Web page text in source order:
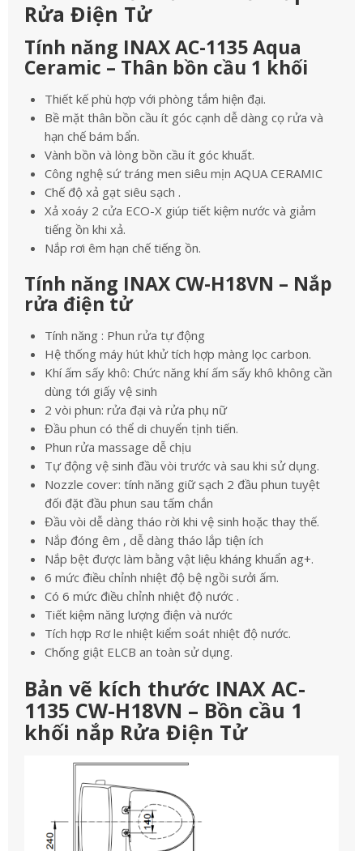
Rửa Điện Tử
Tính năng INAX AC-1135 Aqua
Ceramic – Thân bồn cầu 1 khối
Thiết kế phù hợp với phòng tắm hiện đại.
Bề mặt thân bồn cầu ít góc cạnh dễ dàng cọ rửa và
hạn chế bám bẩn.
Vành bồn và lòng bồn cầu ít góc khuất.
Công nghệ sứ tráng men siêu mịn AQUA CERAMIC
Chế độ xả gạt siêu sạch .
Xả xoáy 2 cửa ECO-X giúp tiết kiệm nước và giảm
tiếng ồn khi xả.
Nắp rơi êm hạn chế tiếng ồn.
Tính năng INAX CW-H18VN – Nắp
rửa điện tử
Tính năng : Phun rửa tự động
Hệ thống máy hút khử tích hợp màng lọc carbon.
Khí ấm sấy khô: Chức năng khí ấm sấy khô không cần
dùng tới giấy vệ sinh
2 vòi phun: rửa đại và rửa phụ nữ
Đầu phun có thể di chuyển tịnh tiến.
Phun rửa massage dễ chịu
Tự động vệ sinh đầu vòi trước và sau khi sử dụng.
Nozzle cover: tính năng giữ sạch 2 đầu phun tuyệt
đối đặt đầu phun sau tấm chắn
Đầu vòi dễ dàng tháo rời khi vệ sinh hoặc thay thế.
Nắp đóng êm , dễ dàng tháo lắp tiện ích
Nắp bệt được làm bằng vật liệu kháng khuẩn ag+.
6 mức điều chỉnh nhiệt độ bệ ngồi sưởi ấm.
Có 6 mức điều chỉnh nhiệt độ nước .
Tiết kiệm năng lượng điện và nước
Tích hợp Rơ le nhiệt kiểm soát nhiệt độ nước.
Chống giật ELCB an toàn sử dụng.
Bản vẽ kích thước INAX AC-
1135 CW-H18VN – Bồn cầu 1
khối nắp Rửa Điện Tử